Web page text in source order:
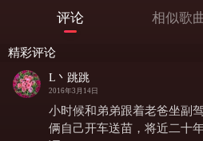
才明白爱恨
当我眼中
别问我是
评论 相似歌
精彩评论
L丶跳跳
2016年3月14日
小时候和弟弟跟着老爸坐副
俩自己开车送苗，将近二十